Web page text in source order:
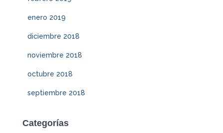
enero 2019
diciembre 2018
noviembre 2018
octubre 2018
septiembre 2018
Categorías